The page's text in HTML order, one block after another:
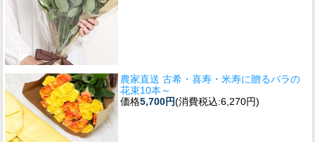
農家直送 古希・喜寿・米寿に贈るバラの
花束10本～
価格5,700円(消費税込:6,270円)